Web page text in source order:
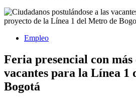
Empleo
Feria presencial con más
vacantes para la Línea 1
Bogotá